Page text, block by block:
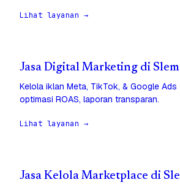
Lihat layanan →
Jasa Digital Marketing di
Kelola iklan Meta, TikTok, & Google
optimasi ROAS, laporan transparan.
Lihat layanan →
Jasa Kelola Marketplace di